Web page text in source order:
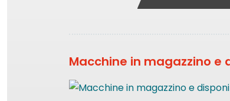
Macchine in magazzino e